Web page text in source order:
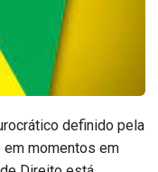
definido pela
momentos em